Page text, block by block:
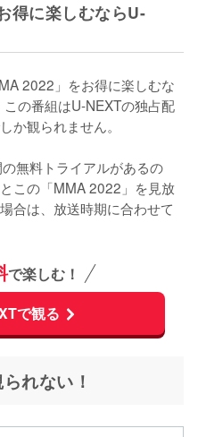
得に楽しむならU-
2022」をお得に楽しむな
の番組はU-NEXTの独占配
か観られません。
無料トライアルがあるの
この「MMA 2022」を見放
合は、放送時期に合わせて
で楽しむ！
で観る
れない！